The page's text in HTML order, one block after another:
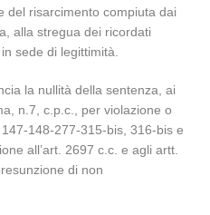
del risarcimento compiuta dai
alla stregua dei ricordati
sede di legittimità.
la nullità della sentenza, ai
n.7, c.p.c., per violazione o
148-277-315-bis, 316-bis e
all’art. 2697 c.c. e agli artt.
di non